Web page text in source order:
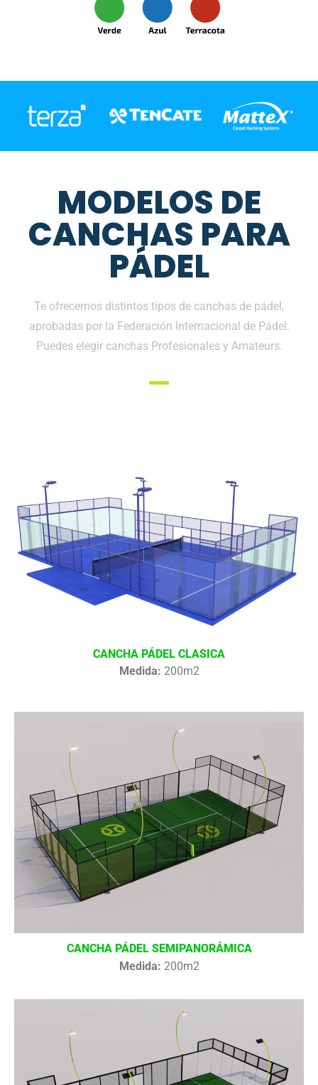
MODELOS DE
CANCHAS PARA
PÁDEL
Te ofrecemos distintos tipos de canchas de pádel,
aprobadas por la Federación Internacional de Pádel.
Puedes elegir canchas Profesionales y Amateurs.
CANCHA PÁDEL CLASICA
Medida: 200m2
CANCHA PÁDEL SEMIPANORÁMICA
Medida: 200m2